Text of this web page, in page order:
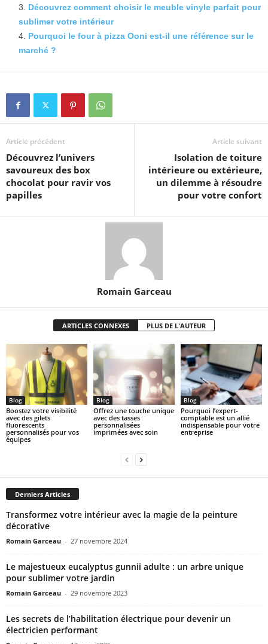
Découvrez comment choisir le meuble vinyle parfait pour
sublimer votre intérieur
Pourquoi le four à pizza Ooni est-il une référence sur le
marché ?
Article précédent
Découvrez l’univers
savoureux des box
chocolat pour ravir vos
papilles
Article suivant
Isolation de toiture
intérieure ou extérieure,
un dilemme à résoudre
pour votre confort
Romain Garceau
ARTICLES CONNEXES PLUS DE L'AUTEUR
Blog
Boostez votre visibilité
avec des gilets
fluorescents
personnalisés pour vos
équipes
Blog
Offrez une touche unique
avec des tasses
personnalisées
imprimées avec soin
Blog
Pourquoi l’expert-
comptable est un allié
indispensable pour votre
entreprise
Derniers Articles
Transformez votre intérieur avec la magie de la peinture
décorative
Romain Garceau - 27 novembre 2024
Le majestueux eucalyptus gunnii adulte : un arbre unique
pour sublimer votre jardin
Romain Garceau - 29 novembre 2023
Les secrets de l’habilitation électrique pour devenir un
électricien performant